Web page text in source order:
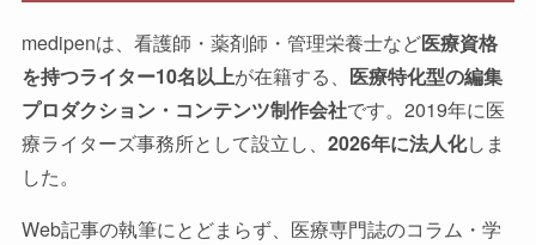
medipenは、看護師・薬剤師・管理栄養士など医療資格
を持つライター10名以上が在籍する、 医療特化型の編集
プロダクション・コンテンツ制作会社です。2019年に医
療ライターズ事務所として設立し、 2026年に法人化しま
した。
Web記事の執筆にとどまらず、医療専門誌のコラム・学